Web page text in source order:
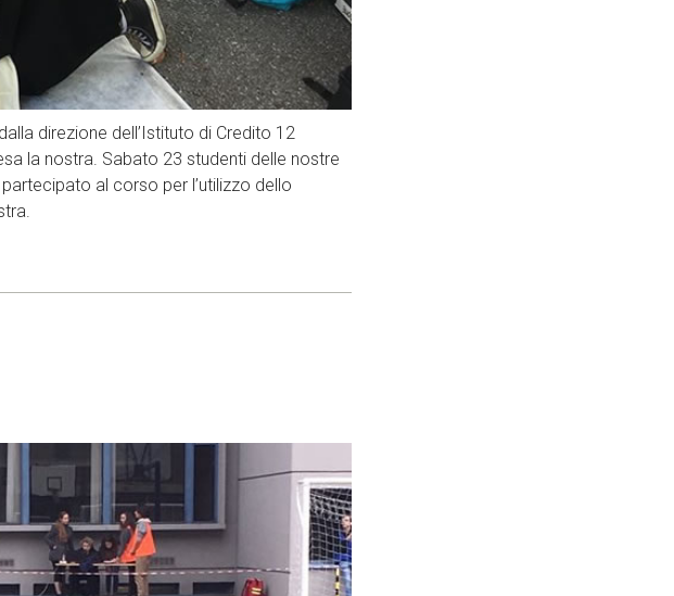
direzione dell’Istituto di Credito 12
la nostra. Sabato 23 studenti delle nostre
al corso per l’utilizzo dello